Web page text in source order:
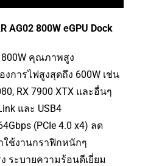
AG02 800W eGPU Dock
คุณภาพสูง
การไฟสูงสุดถึง 600W เช่น
RX 7900 XTX และอื่นๆ
และ USB4
(PCIe 4.0 x4) ลด
ใช้งานกราฟิกหนักๆ
ระบายความร้อนดีเยี่ยม